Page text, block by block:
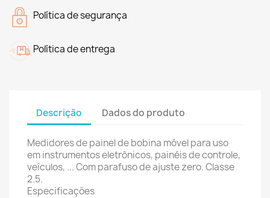
Política de segurança
Política de entrega
Descrição Dados do produto
Medidores de painel de bobina móvel para uso
em instrumentos eletrônicos, painéis de controle,
veículos, ... Com parafuso de ajuste zero.Classe
2.5.
Especificações